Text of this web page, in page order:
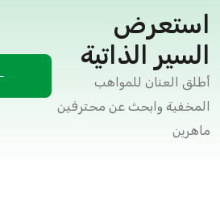
استعرض
السير الذاتية
أطلق العنان للمواهب
المخفية وابحث عن محترفين
ماهرين